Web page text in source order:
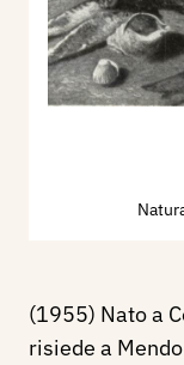
(1955) Nato a
risiede a